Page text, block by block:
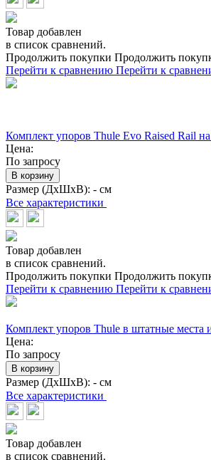
Товар добавлен
в список сравнений.
Продолжить покупки Продолжить
Перейти к сравнению Перейти к
Комплект упоров Thule Evo Raised Rail
Цена:
По запросу
В корзину
Размер (ДхШхВ): - см
Все характеристики
Товар добавлен
в список сравнений.
Продолжить покупки Продолжить
Перейти к сравнению Перейти к
Комплект упоров Thule в штатные места
Цена:
По запросу
В корзину
Размер (ДхШхВ): - см
Все характеристики
Товар добавлен
в список сравнений.